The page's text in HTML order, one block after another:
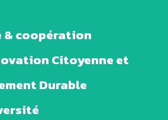
coopération
Citoyenne et
Durable